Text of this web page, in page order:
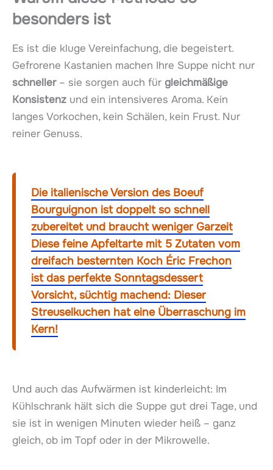
besonders ist
Es ist die kluge Vereinfachung, die begeistert.
Gefrorene Kastanien machen Ihre Suppe nicht nur
schneller– sie sorgen auch für gleichmäßige
Konsistenz und ein intensiveres Aroma. Kein
langes Vorkochen, kein Schälen, kein Frust. Nur
reiner Genuss.
Die italienische Version des Boeuf
Bourguignon ist doppelt so schnell
zubereitet und braucht weniger Garzeit
Diese feine Apfeltarte mit 5 Zutaten vom
dreifach besternten Koch Éric Frechon
ist das perfekte Sonntagsdessert
Vorsicht, süchtig machend: Dieser
Streuselkuchen hat eine Überraschung im
Kern!
Und auch das Aufwärmen ist kinderleicht: Im
Kühlschrank hält sich die Suppe gut drei Tage, und
sie ist in wenigen Minuten wieder heiß – ganz
gleich, ob im Topf oder in der Mikrowelle.